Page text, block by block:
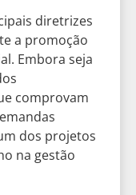
diretrizes
a promoção
Embora seja
comprovam
dos projetos
na gestão